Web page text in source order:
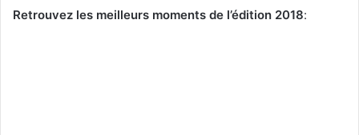
Retrouvez les meilleurs moments de l’édition 2018: